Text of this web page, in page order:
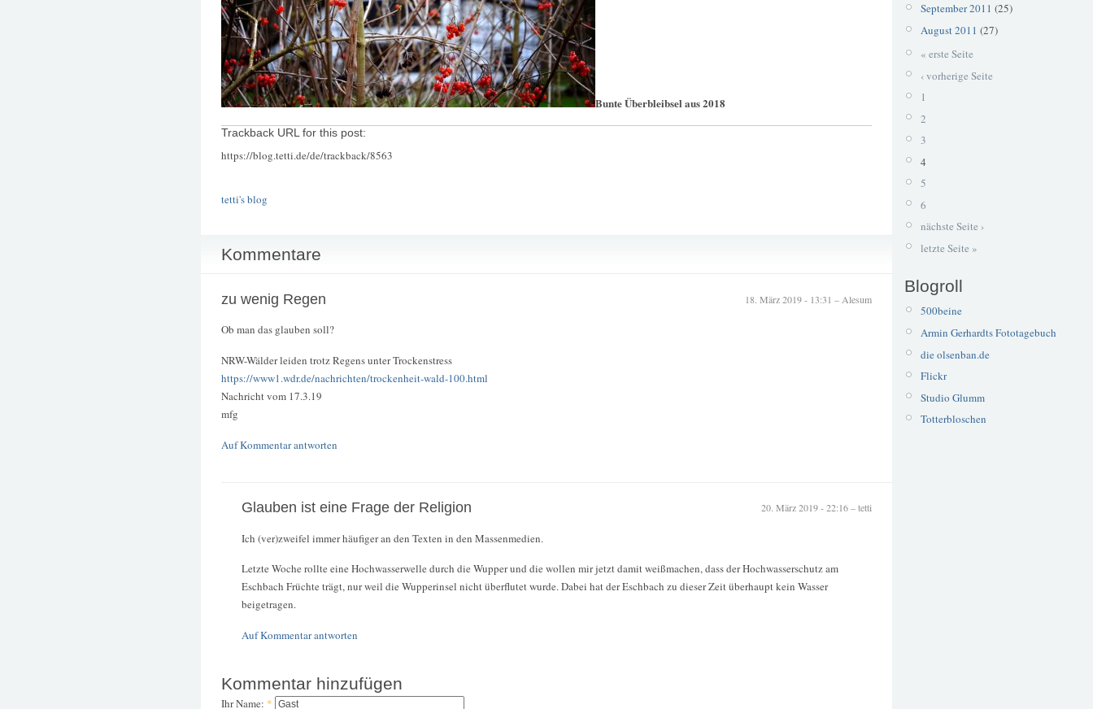
Bunte Überbleibsel aus 2018
Trackback URL for this post:
https://blog.tetti.de/de/trackback/8563
tetti's blog
Kommentare
18. März 2019 - 13:31 – Alesum
zu wenig Regen
Ob man das glauben soll?
NRW-Wälder leiden trotz Regens unter Trockenstress
https://www1.wdr.de/nachrichten/trockenheit-wald-100.html
Nachricht vom 17.3.19
mfg
Auf Kommentar antworten
20. März 2019 - 22:16 – tetti
Glauben ist eine Frage der Religion
Ich (ver)zweifel immer häufiger an den Texten in den Massenmedien.
Letzte Woche rollte eine Hochwasserwelle durch die Wupper und die wollen mir jetzt damit weißmachen, dass der Hochwasserschutz am
Eschbach Früchte trägt, nur weil die Wupperinsel nicht überflutet wurde. Dabei hat der Eschbach zu dieser Zeit überhaupt kein Wasser
beigetragen.
Auf Kommentar antworten
Kommentar hinzufügen
Ihr Name: *
September 2011 (25)
August 2011 (27)
« erste Seite
‹ vorherige Seite
1
2
3
4
5
6
nächste Seite ›
letzte Seite »
Blogroll
500beine
Armin Gerhardts Fototagebuch
die olsenban.de
Flickr
Studio Glumm
Totterbloschen